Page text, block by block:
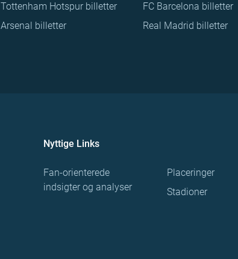
Tottenham Hotspur billetter
Arsenal billetter
FC Barcelona billetter
Real Madrid billetter
Nyttige Links
Fan-orienterede
indsigter og analyser
Placeringer
Stadioner